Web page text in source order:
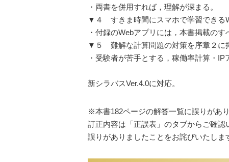
・両書を併用すれば，理解が深まる。
▼４ すきま時間にスマホで学習できる
・付録のWebアプリには，本書掲載の
▼５ 難解な計算問題の対策を序章２に
・受験者が苦手とする，稼働率計算・IP
新シラバスVer.4.0に対応。
※本書182ページの解答一覧に誤りがあり
訂正内容は「正誤表」のタブからご確認
誤りがありましたことをお詫びいたしま